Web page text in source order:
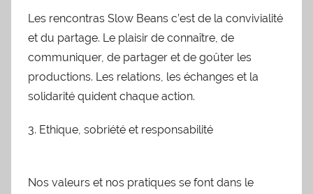
Les rencontras Slow Beans c’est de la convivialité
et du partage. Le plaisir de connaître, de
communiquer, de partager et de goûter les
productions. Les relations, les échanges et la
solidarité quident chaque action.
3. Ethique, sobriété et responsabilité
Nos valeurs et nos pratiques se font dans le